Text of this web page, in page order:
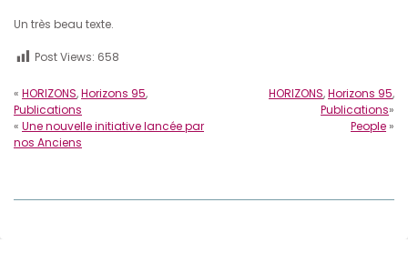
Un très beau texte.
Post Views: 658
« HORIZONS,Horizons 95,
Publications
« Une nouvelle initiative lancée par
nos Anciens
HORIZONS,Horizons 95,
Publications»
People »